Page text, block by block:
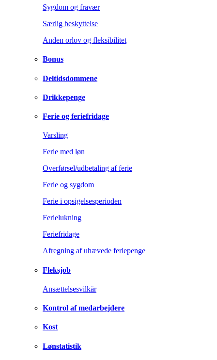
Sygdom og fravær
Særlig beskyttelse
Anden orlov og fleksibilitet
Bonus
Deltidsdommene
Drikkepenge
Ferie og feriefridage
Varsling
Ferie med løn
Overførsel/udbetaling af ferie
Ferie og sygdom
Ferie i opsigelsesperioden
Ferielukning
Feriefridage
Afregning af uhævede feriepenge
Fleksjob
Ansættelsesvilkår
Kontrol af medarbejdere
Kost
Lønstatistik